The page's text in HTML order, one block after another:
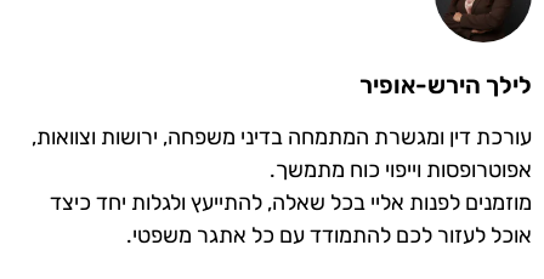
הירש-אופיר
דין ומגשרת המתמחה בדיני משפחה, ירושות וצוואות,
וייפוי כוח מתמשך.
לפנות אליי בכל שאלה, להתייעץ ולגלות יחד כיצד
לעזור לכם להתמודד עם כל אתגר משפטי.